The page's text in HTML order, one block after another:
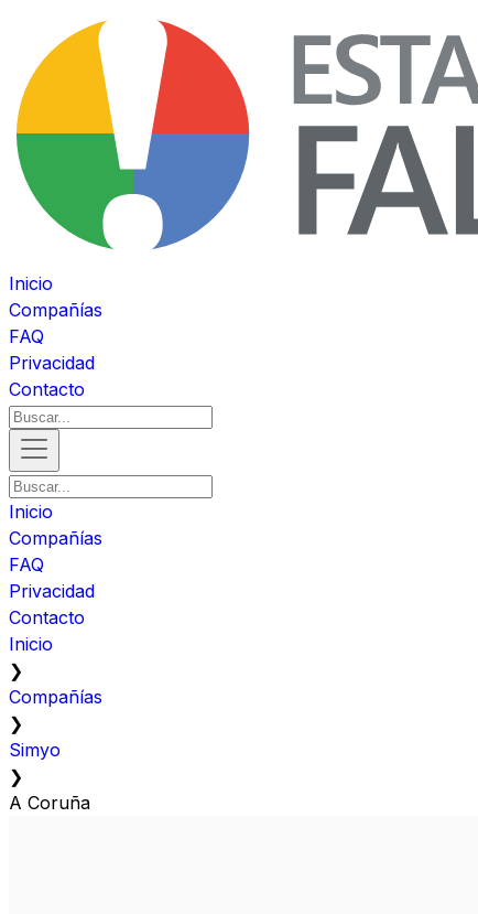
Inicio
Compañías
FAQ
Privacidad
Contacto
Inicio
Compañías
FAQ
Privacidad
Contacto
Inicio
❯
Compañías
❯
Simyo
❯
A Coruña